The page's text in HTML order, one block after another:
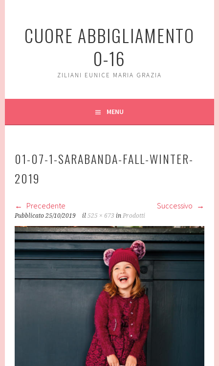
contenutoCUORE ABBIGLIAMENTO
0-16
ZILIANI EUNICE MARIA GRAZIA
MENU
01-07-1-SARABANDA-FALL-WINTER-
2019
Precedente Successivo
Pubblicato25/10/2019 il525 × 673 inProdotti